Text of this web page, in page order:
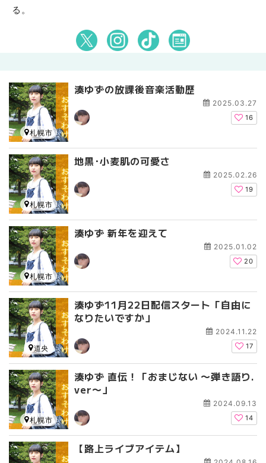
る。
湊ゆずの放課後音楽活動歴
2025.03.27
16
札幌市
地黒･小麦肌の可愛さ
2025.02.26
19
札幌市
湊ゆず 新年を迎えて
2025.01.02
20
札幌市
湊ゆず11月22日配信スタート「自由に
なりたいですか」
2024.11.22
17
道央
湊ゆず 直伝！「おまじない 〜弾き語り.
ver〜」
2024.09.13
14
札幌市
【路上ライブアイテム】